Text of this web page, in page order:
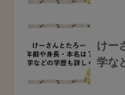
けー
学な